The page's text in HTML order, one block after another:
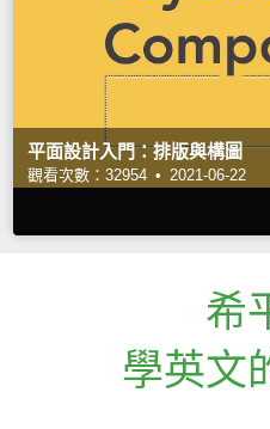
平面設計入門：排版與構圖
觀看次數：32954 • 2021-06-22
希
學英文